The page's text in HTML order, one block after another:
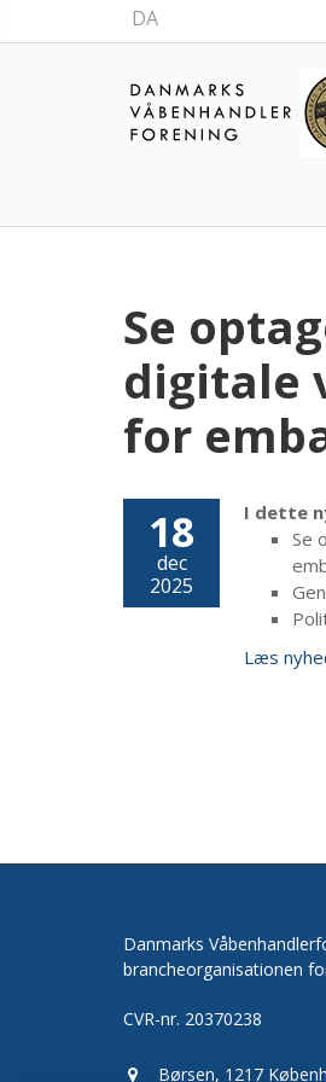
DA
Se
digitale
for
18
dec
2025
I dette
Se
Læs
Danmarks
brancheorganisationen
CVR-nr. 20370238
Børsen, 1217